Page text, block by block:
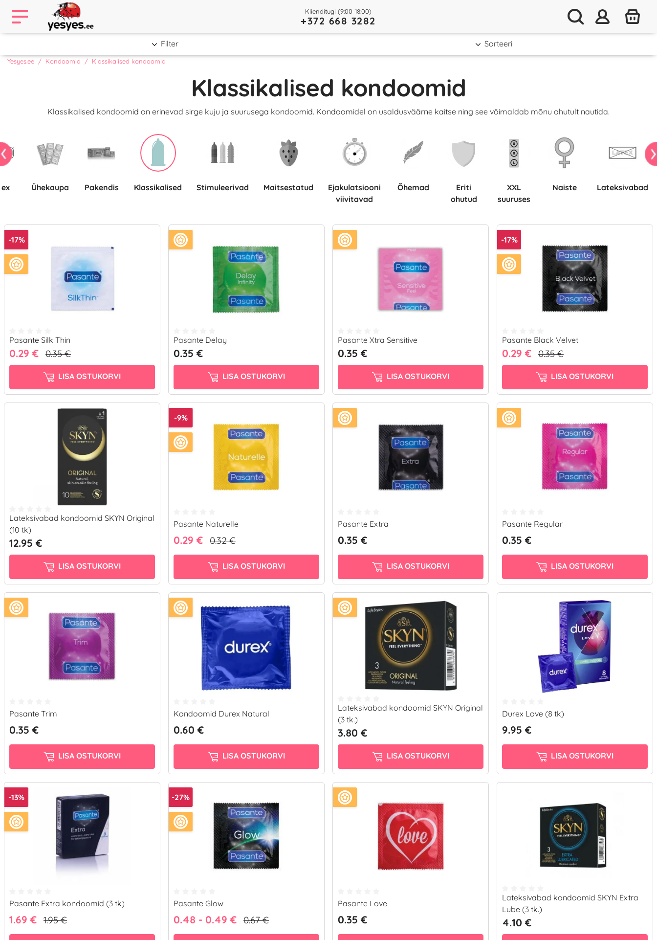
Klienditugi (9:00-18:00)
+372 668 3282
Yesyes.ee Kondoomid Klassikalised kondoomid
Filter Sorteeri
Klassikalised kondoomid
Klassikalised kondoomid on erinevad sirge kuju ja suurusega kondoomid. Kondoomidel on usaldusväärne kaitse ning see võimaldab mõnu ohutult nautida.
Ühekaupa pakendis Klassikalised Stimuleerivad Maitsestatud
Ejakulatsiooni
viivitavad
Õhemad
Eriti
ohutud
XXL
suuruses
Naiste Lateksivabad
-17%
Pasante Silk Thin
0.29 € 0.35 €
LISA OSTUKORVI
Pasante Delay
0.35 €
LISA OSTUKORVI
Pasante Xtra Sensitive
0.35 €
LISA OSTUKORVI
-17%
Pasante Black Velvet
0.29 € 0.35 €
LISA OSTUKORVI
Lateksivabad kondoomid SKYN Original
(10 tk)
12.95 €
LISA OSTUKORVI
-9%
Pasante Naturelle
0.29 € 0.32 €
LISA OSTUKORVI
Pasante Extra
0.35 €
LISA OSTUKORVI
Pasante Regular
0.35 €
LISA OSTUKORVI
Pasante Trim
0.35 €
LISA OSTUKORVI
Kondoomid Durex Natural
0.60 €
LISA OSTUKORVI
Lateksivabad kondoomid SKYN Original
(3 tk.)
3.80 €
LISA OSTUKORVI
Durex Love (8 tk)
9.95 €
LISA OSTUKORVI
-13%
Pasante Extra kondoomid (3 tk)
1.69 € 1.95 €
-27%
Pasante Glow
0.48 - 0.49 € 0.67 €
Pasante Love
0.35 €
Lateksivabad kondoomid SKYN Extra
Lube (3 tk.)
4.10 €